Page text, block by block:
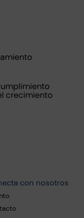
crecimiento
con nosotros